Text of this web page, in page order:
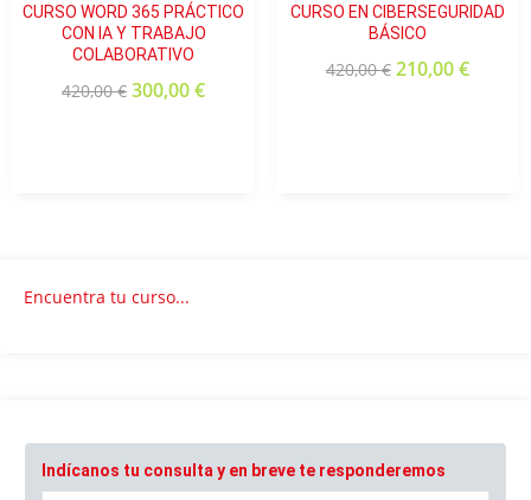
CURSO WORD 365 PRÁCTICO
CON IA Y TRABAJO
COLABORATIVO
420,00€ 300,00€
CURSO EN CIBERSEGURIDAD
BÁSICO
420,00€ 210,00€
Encuentra tu curso...
Indícanos tu consulta y en breve te responderemos